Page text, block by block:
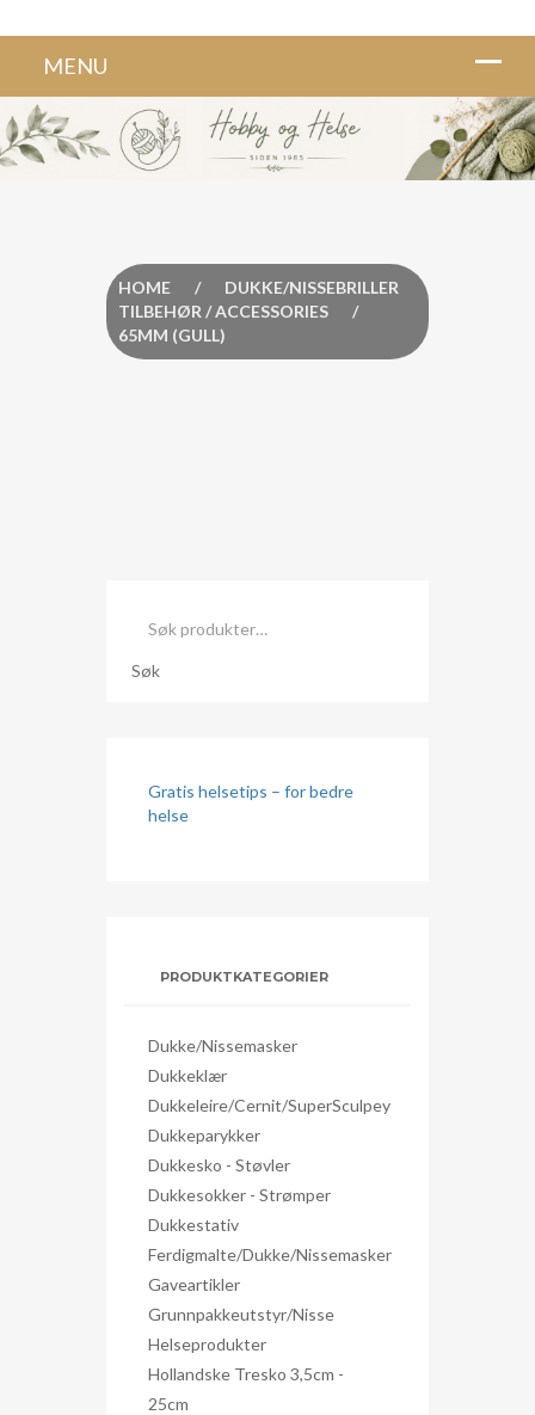
HOME
/
TILBEHØR / ACCESSORIES
/
DUKKE/NISSEBRILLER
65MM (GULL)
etter:
Søk
Gratis helsetips – for bedre
helse
PRODUKTKATEGORIER
Dukke/nissemasker
Dukkeklær
Dukkeleire/Cernit/SuperSculpey
Dukkeparykker
Dukkesko - Støvler
Dukkesokker - Strømper
Dukkestativ
Ferdigmalte/dukke/nissemasker
Gaveartikler
Grunnpakkeutstyr/nisse
Helseprodukter
Hollandske Tresko 3,5cm -
25cm